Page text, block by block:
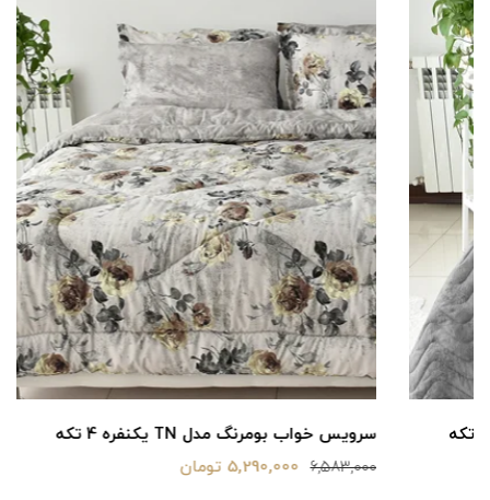
سرویس خواب بومرنگ مدل TN یکنفره 4 تکه
5,290,000 تومان